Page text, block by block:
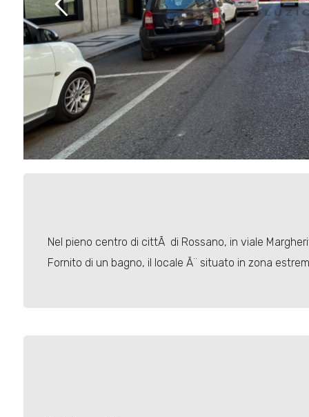
Nel pieno centro di cittÃ di Rossano, in viale
Fornito di un bagno, il locale Ã¨ situato in zona